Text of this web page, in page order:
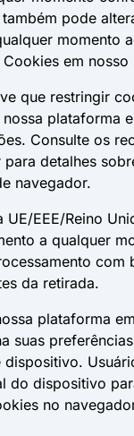
pode
momento
em nosso
que restringir
plataforma
Consulte os
detalhes
navegador.
UE/EEE/Reino
a qualquer
com
da retirada.
plataforma
suas
do dispositivo
no